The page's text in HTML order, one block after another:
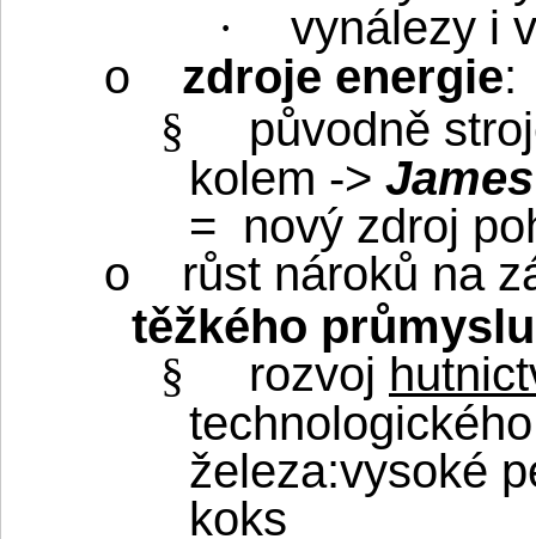
·
vynálezy i
o zdroje energie:
§
původně
kolem ->
= nový zdroj
o
růst nároků na
těžkého průmyslu
§
rozvoj
železa:vysoké
koks